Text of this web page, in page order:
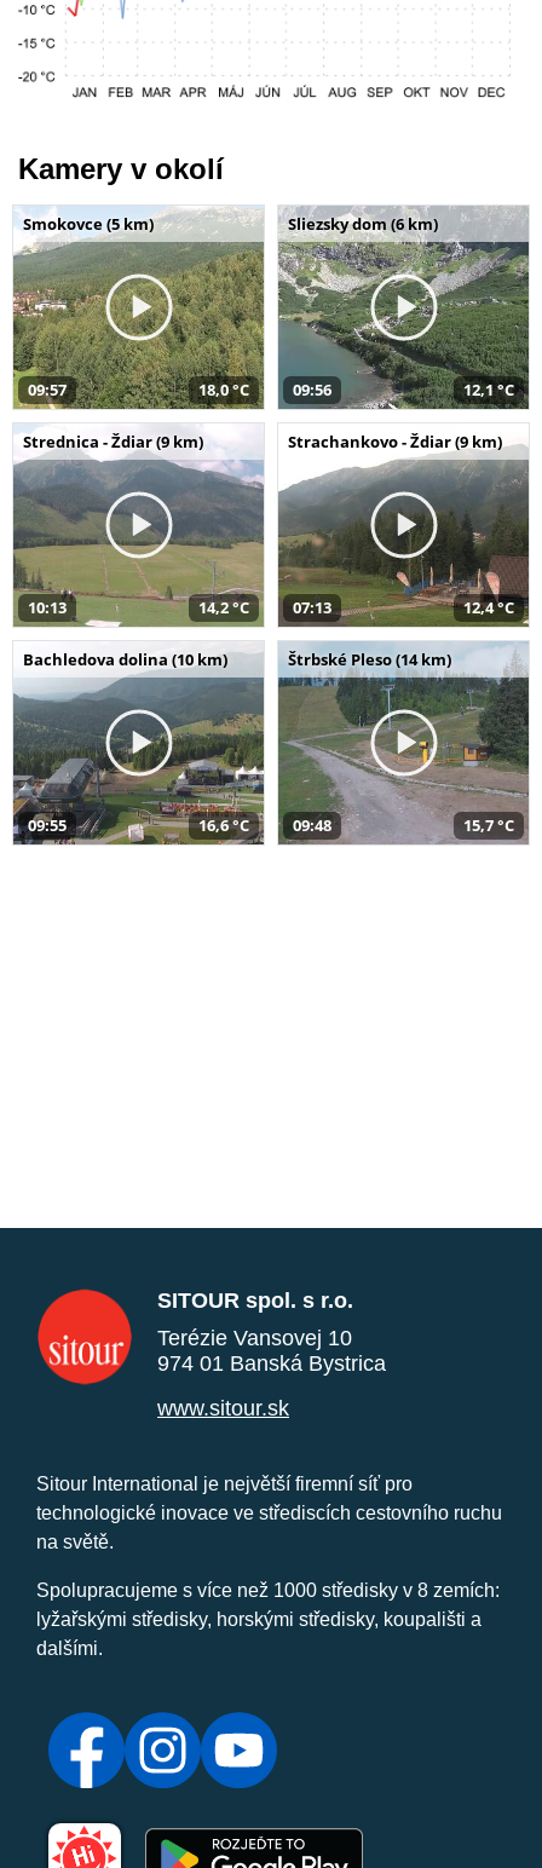
Kamery v okolí
Smokovce (5 km)
09:57 18,0 °C
Sliezsky dom (6 km)
09:56 12,1 °C
Strednica - Ždiar (9 km)
10:13 14,2 °C
Strachankovo - Ždiar (9 km)
07:13 12,4 °C
Bachledova dolina (10 km)
09:55 16,6 °C
Štrbské Pleso (14 km)
09:48 15,7 °C
SITOUR spol. s r.o.
Terézie Vansovej 10
974 01 Banská Bystrica
www.sitour.sk
Sitour International je největší firemní síť pro
technologické inovace ve střediscích cestovního ruchu
na světě.
Spolupracujeme s více než 1000 středisky v 8 zemích:
lyžařskými středisky, horskými středisky, koupališti a
dalšími.